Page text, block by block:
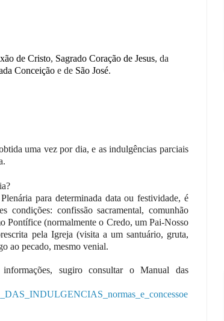
de Cristo, Sagrado Coração de Jesus, da
Conceiçãoe de São José.
uma vez por dia, e as indulgências parciais
para determinada data ou festividade, é
condições: confissão sacramental, comunhão
Pontífice (normalmente o Credo, um Pai-Nosso
pela Igreja (visita a um santuário, gruta,
ao pecado, mesmo venial.
sugiro consultar o Manual das